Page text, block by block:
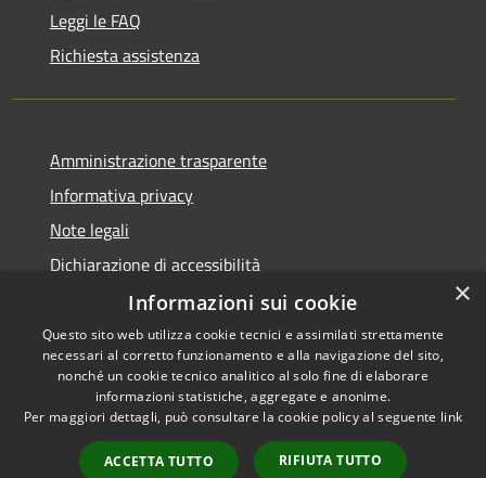
Leggi le FAQ
Richiesta assistenza
Amministrazione trasparente
Informativa privacy
Note legali
Dichiarazione di accessibilità
Accessibilità
Privacy
Copyright © 2026 • Comune di
Montefortino • Powered by
Municipium•Accesso
redazione
×
Informazioni sui cookie
Questo sito web utilizza cookie tecnici e assimilati strettamente
necessari al corretto funzionamento e alla navigazione del sito,
nonché un cookie tecnico analitico al solo fine di elaborare
informazioni statistiche, aggregate e anonime.
Per maggiori dettagli, può consultare la cookie policy al seguente link
ACCETTA TUTTO RIFIUTA TUTTO